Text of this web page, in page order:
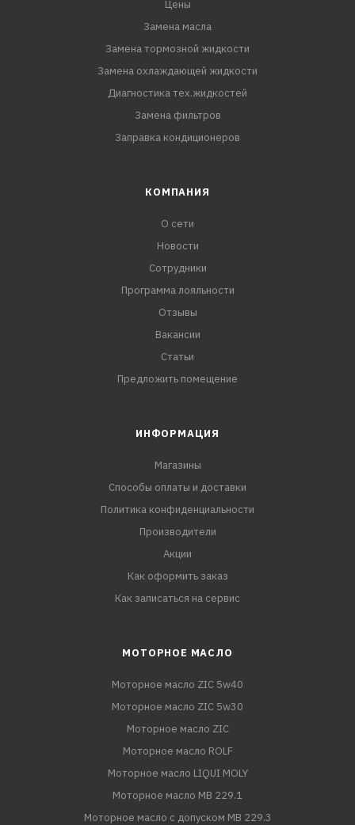
Цены
Замена масла
Замена тормозной жидкости
Замена охлаждающей жидкости
Диагностика тех.жидкостей
Замена фильтров
Заправка кондиционеров
КОМПАНИЯ
О сети
Новости
Сотрудники
Программа лояльности
Отзывы
Вакансии
Статьи
Предложить помещение
ИНФОРМАЦИЯ
Магазины
Способы оплаты и доставки
Политика конфиденциальности
Производители
Акции
Как оформить заказ
Как записаться на сервис
МОТОРНОЕ МАСЛО
Моторное масло ZIC 5w40
Моторное масло ZIC 5w30
Моторное масло ZIC
Моторное масло ROLF
Моторное масло LIQUI MOLY
Моторное масло MB 229.1
Моторное масло с допуском MB 229.3